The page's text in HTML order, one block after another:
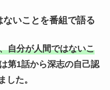
いことを番組で語る
自分が人間ではないこ
第1話から深志の自己認
した。